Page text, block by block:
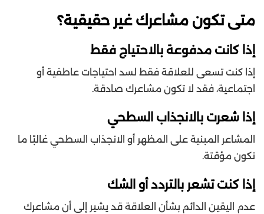
متى تكون مشاعرك غير حقيقية؟
إذا كانت مدفوعة بالاحتياج فقط
إذا كنت تسعى للعلاقة فقط لسد احتياجات عاطفية أو
اجتماعية، فقد لا تكون مشاعرك صادقة.
إذا شعرت بالانجذاب السطحي
المشاعر المبنية على المظهر أو الانجذاب السطحي غالبًا ما
تكون مؤقتة.
إذا كنت تشعر بالتردد أو الشك
عدم اليقين الدائم بشأن العلاقة قد يشير إلى أن مشاعرك